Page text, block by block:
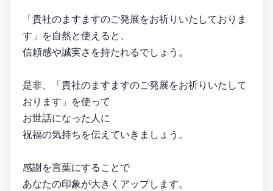
「貴社のますますのご発展をお祈りいたしておりま
す」を自然と使えると、
信頼感や誠実さを持たれるでしょう。
是非、「貴社のますますのご発展をお祈りいたして
おります」を使って
お世話になった人に
祝福の気持ちを伝えていきましょう。
感謝を言葉にすることで
あなたの印象が大きくアップします。